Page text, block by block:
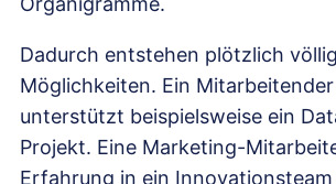
Dadurch entstehen plötzlich
Möglichkeiten. Ein
unterstützt beispielsweise ein
Projekt. Eine Marketing-
Erfahrung in ein Innovationsteam